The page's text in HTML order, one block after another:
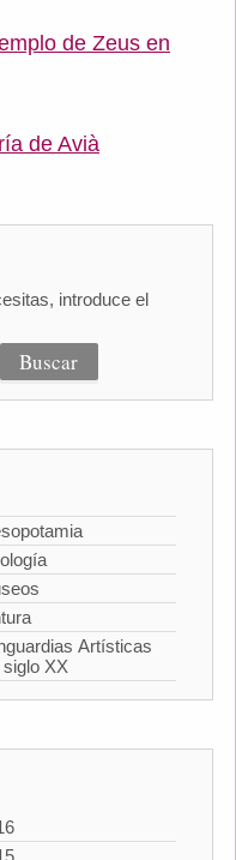
de Zeus en
de Avià
introduce el
Artísticas
siglo XX